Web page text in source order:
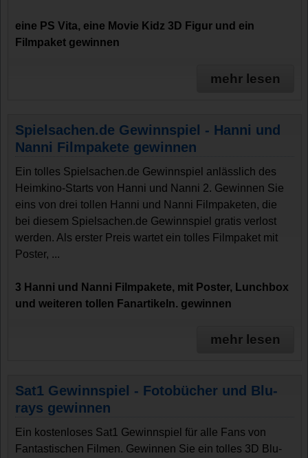
eine PS Vita, eine Movie Kidz 3D Figur und ein
Filmpaket gewinnen
mehr lesen
Spielsachen.de Gewinnspiel - Hanni und
Nanni Filmpakete gewinnen
Ein tolles Spielsachen.de Gewinnspiel anlässlich des
Heimkino-Starts von Hanni und Nanni 2. Gewinnen Sie
eins von drei tollen Hanni und Nanni Filmpaketen, die
bei diesem Spielsachen.de Gewinnspiel gratis verlost
werden. Als erster Preis wartet ein tolles Filmpaket mit
Poster, ...
3 Hanni und Nanni Filmpakete, mit Poster, Lunchbox
und weiteren tollen Fanartikeln. gewinnen
mehr lesen
Sat1 Gewinnspiel - Fotobücher und Blu-
rays gewinnen
Ein kostenloses Sat1 Gewinnspiel für alle Fans von
Fantastischen Filmen. Gewinnen Sie ein tolles 3D Blu-